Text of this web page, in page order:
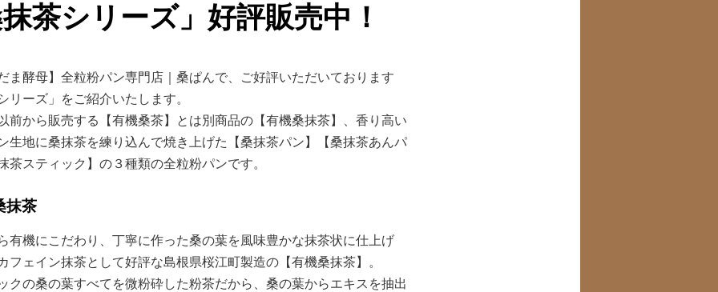
茶シリーズ」好評販売中！
ま酵母】全粒粉パン専門店｜桑ぱんで、ご好評いただいております
リーズ」をご紹介いたします。
前から販売する【有機桑茶】とは別商品の【有機桑抹茶】、香り高い
生地に桑抹茶を練り込んで焼き上げた【桑抹茶パン】【桑抹茶あんパ
茶スティック】の３種類の全粒粉パンです。
抹茶
有機にこだわり、丁寧に作った桑の葉を風味豊かな抹茶状に仕上げ
フェイン抹茶として好評な島根県桜江町製造の【有機桑抹茶】。
クの桑の葉すべてを微粉砕した粉茶だから、桑の葉からエキスを抽出